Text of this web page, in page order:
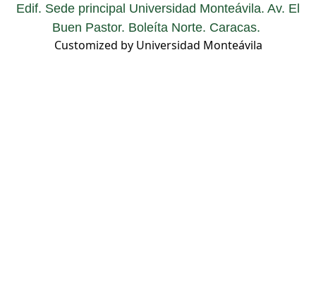
Edif. Sede principal Universidad Monteávila. Av. El
Buen Pastor. Boleíta Norte. Caracas.
Customized by Universidad Monteávila